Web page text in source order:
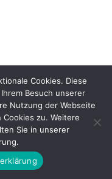
Cookies. Diese
Besuch unserer
Nutzung der Webseite
zu. Weitere
Sie in unserer